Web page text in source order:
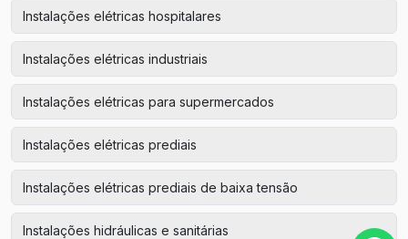
Instalações elétricas hospitalares
Instalações elétricas industriais
Instalações elétricas para supermercados
Instalações elétricas prediais
Instalações elétricas prediais de baixa tensão
Instalações hidráulicas e sanitárias